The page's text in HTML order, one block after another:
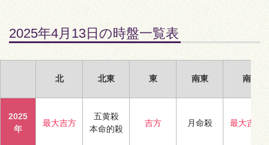
2025年4月13日の時盤一覧表
北 北東 東 南東 南
2025
年
最大吉方
五黄殺
本命的殺
吉方 月命殺 最大吉方